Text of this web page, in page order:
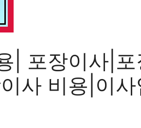
| 포장이사|
사 비용|이사